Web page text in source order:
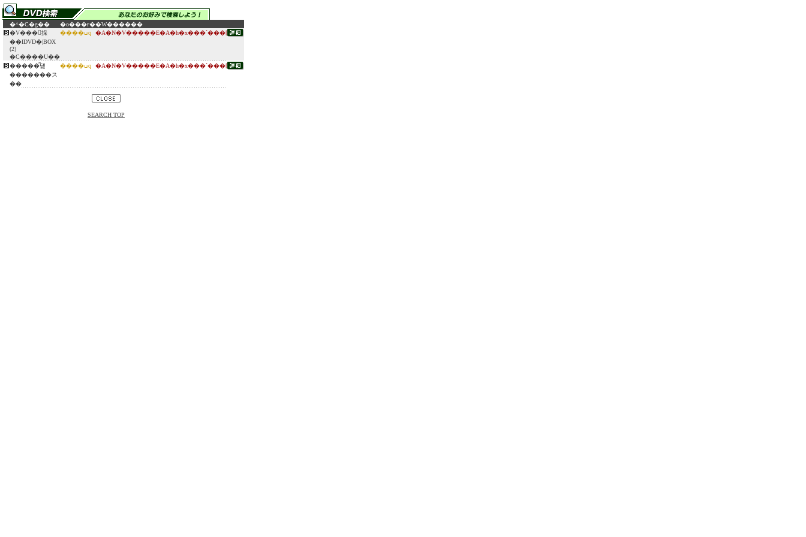
�^�C�g�� �o���ғ��W������
�V���󖼉挆
��IDVD�|BOX
(2)
�C����U��
����ߎq �A�N�V�����E�A�h�x���`���[
�����͂덆
�������ス
��
����ߎq �A�N�V�����E�A�h�x���`���[
SEARCH TOP